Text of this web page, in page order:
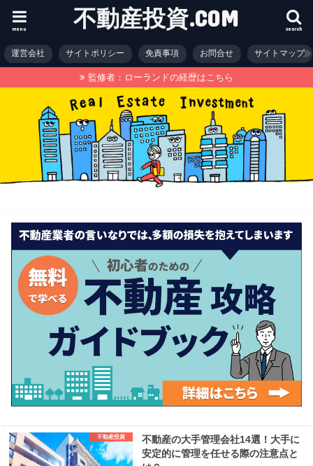
不動産投資.COM search
menu
運営会社 サイトポリシー 免責事項 お問合せ サイトマップ
監修者：ローランドの経歴はこちら
不動産投資
不動産の大手管理会社14選！大手に
安定的に管理を任せる際の注意点と